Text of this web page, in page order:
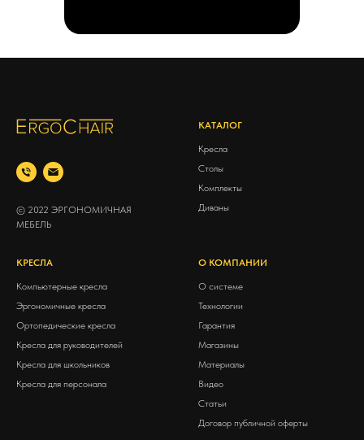
© 2022 ЭРГОНОМИЧНАЯ
МЕБЕЛЬ
КАТАЛОГ
Кресла
Столы
Комплекты
Диваны
КРЕСЛА
Компьютерные кресла
Эргономичные кресла
Ортопедические кресла
Кресла для руководителей
Кресла для школьников
Кресла для персонала
О КОМПАНИИ
О системе
Технологии
Гарантия
Магазины
Материалы
Видео
Статьи
Договор публичной оферты